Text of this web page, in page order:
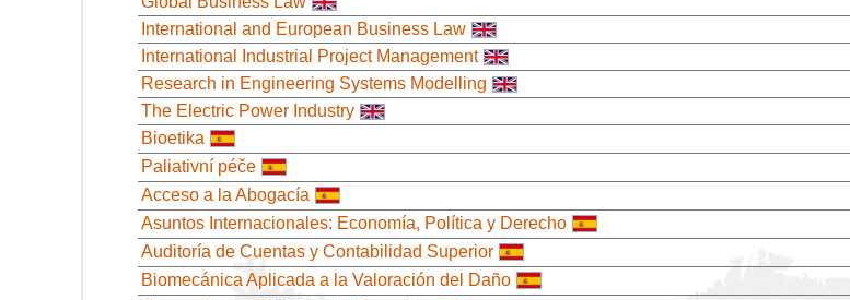
International and European Business Law
International Industrial Project Management
Research in Engineering Systems Modelling
The Electric Power Industry
Bioetika
Paliativní péče
Acceso a la Abogacía
Asuntos Internacionales: Economía, Política y Derecho
Auditoría de Cuentas y Contabilidad Superior
Biomecánica Aplicada a la Valoración del Daño